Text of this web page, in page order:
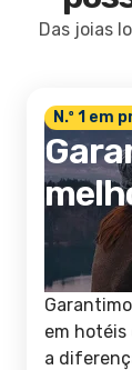
Das joias
N.º 1 em
em hotéis
a